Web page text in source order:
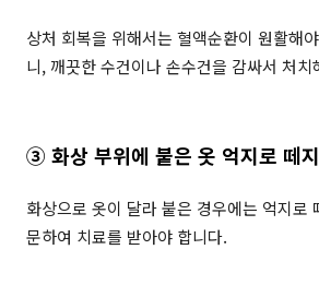
상처 회복을 위해서는 혈액순환이 원활해
니, 깨끗한 수건이나 손수건을 감싸서 처치
③ 화상 부위에 붙은 옷 억지로 떼
화상으로 옷이 달라 붙은 경우에는 억지로
문하여 치료를 받아야 합니다.